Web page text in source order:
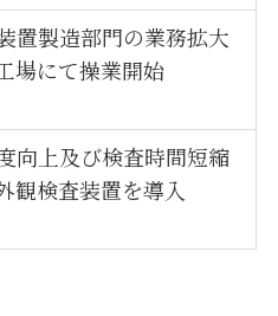
置製造部門の業務拡大
場にて操業開始
向上及び検査時間短縮
観検査装置を導入